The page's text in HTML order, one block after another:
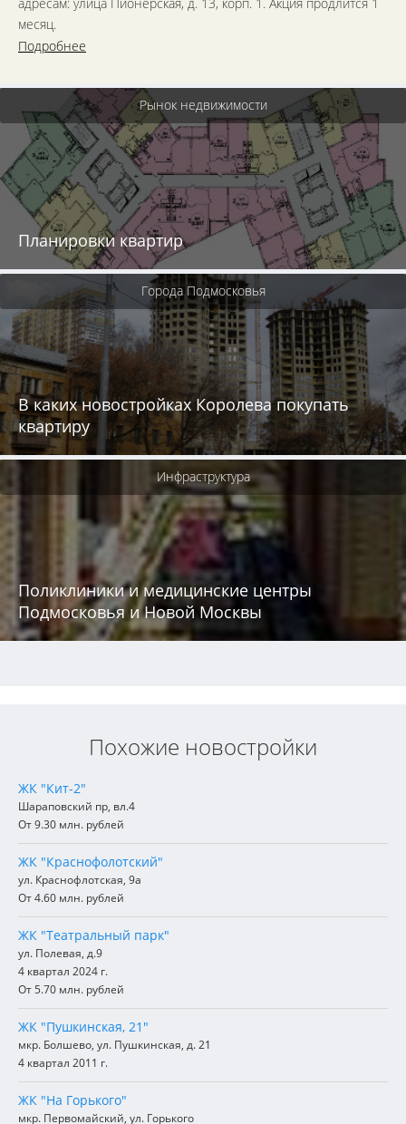
месяц.
Подробнее
Рынок недвижимости
Планировки квартир
Города Подмосковья
В каких новостройках Королева покупать
квартиру
Инфраструктура
Поликлиники и медицинские центры
Подмосковья и Новой Москвы
Похожие новостройки
ЖК "Кит-2"
Шараповский пр, вл.4
От 9.30 млн. рублей
ЖК "Краснофолотский"
ул. Краснофлотская, 9а
От 4.60 млн. рублей
ЖК "Театральный парк"
ул. Полевая, д.9
4 квартал 2024 г.
От 5.70 млн. рублей
ЖК "Пушкинская, 21"
мкр. Болшево, ул. Пушкинская, д. 21
4 квартал 2011 г.
ЖК "На Горького"
мкр. Первомайский, ул. Горького